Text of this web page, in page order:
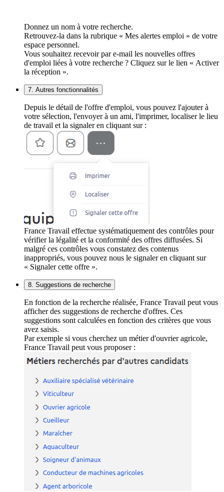
Donnez un nom à votre recherche.
Retrouvez-la dans la rubrique « Mes alertes emploi » de votre
espace personnel.
Vous souhaitez recevoir par e-mail les nouvelles offres
d'emploi liées à votre recherche ? Cliquez sur le lien « Activer
la réception ».
7. Autres fonctionnalités
Depuis le détail de l'offre d'emploi, vous pouvez l'ajouter à
votre sélection, l'envoyer à un ami, l'imprimer, localiser le lieu
de travail et la signaler en cliquant sur :
France Travail effectue systématiquement des contrôles pour
vérifier la légalité et la conformité des offres diffusées. Si
malgré ces contrôles vous constatez des contenus
inappropriés, vous pouvez nous le signaler en cliquant sur
« Signaler cette offre ».
8. Suggestions de recherche
En fonction de la recherche réalisée, France Travail peut vous
afficher des suggestions de recherche d'offres. Ces
suggestions sont calculées en fonction des critères que vous
avez saisis.
Par exemple si vous cherchez un métier d'ouvrier agricole,
France Travail peut vous proposer :